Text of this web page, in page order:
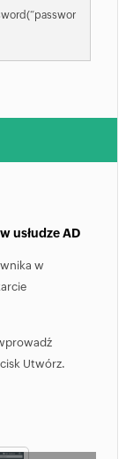
usłudze AD
w
Utwórz.